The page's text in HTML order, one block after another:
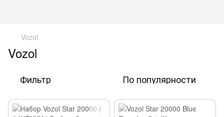
Vozol
Vozol
Фильтр По популярности